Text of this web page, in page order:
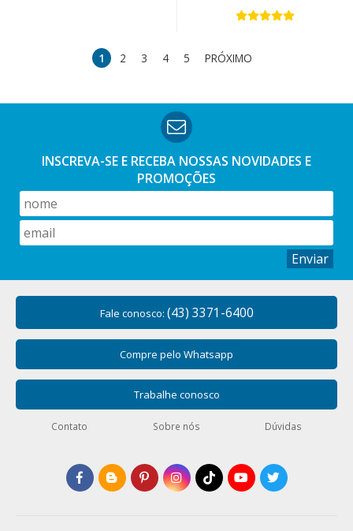
1 2 3 4 5 PRÓXIMO
INSCREVA-SE E RECEBA NOSSAS NOVIDADES E
PROMOÇÕES
Enviar
Fale conosco: (43) 3371-6400
Compre pelo Whatsapp
Trabalhe conosco
Contato Sobre nós Dúvidas